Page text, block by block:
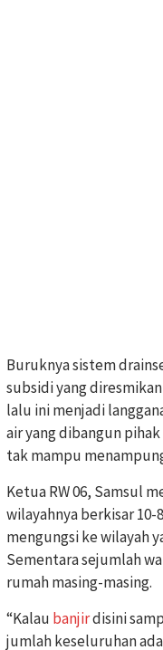
Buruknya sistem
subsidi yang
lalu ini menjadi
air yang dibangun
tak mampu
Ketua RW 06, Samsul
wilayahnya berkisar
mengungsi ke wilayah
Sementara sejumlah
rumah masing-masing.
“Kalau banjirdisini
jumlah keseluruhan